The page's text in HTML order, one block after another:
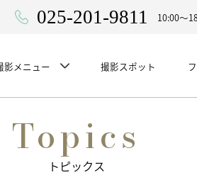
025-201-9811 10:00〜
影メニュー 撮影スポット
Topics
トピックス